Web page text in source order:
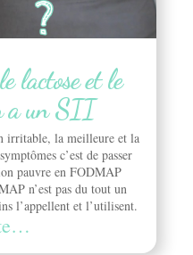
lactose et le
a un SII
irritable, la meilleure et la
c’est de passer
pauvre en FODMAP
n’est pas du tout un
l’appellent et l’utilisent.